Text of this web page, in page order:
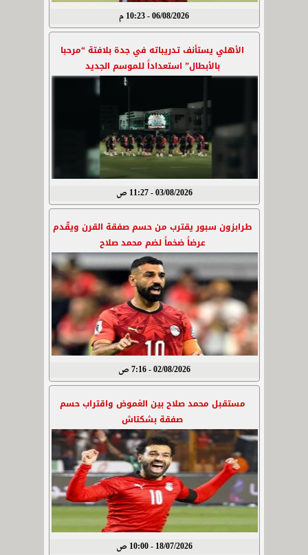
06/08/2026 - 10:23 م
الأهلي يستأنف تدريباته في جدة بلافتة “مرحبا
بالأبطال” استعداداً للموسم الجديد
03/08/2026 - 11:27 ص
طرابزون سبور يقترب من حسم صفقة القرن ويقّدم
عرضاً ضخماً لضم محمد صلاح
02/08/2026 - 7:16 ص
مستقبل محمد صلاح بين الغموض واقتراب حسم
صفقة بشكتاش
18/07/2026 - 10:00 ص